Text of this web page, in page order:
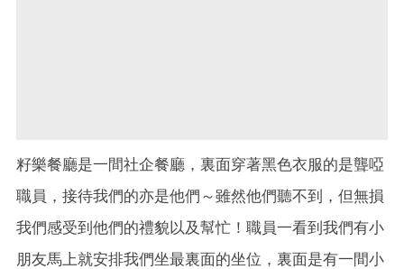
籽樂餐廳是一間社企餐廳，裏面穿著黑色衣服的是聾啞
職員，接待我們的亦是他們～雖然他們聽不到，但無損
我們感受到他們的禮貌以及幫忙！職員一看到我們有小
朋友馬上就安排我們坐最裏面的坐位，裏面是有一間小